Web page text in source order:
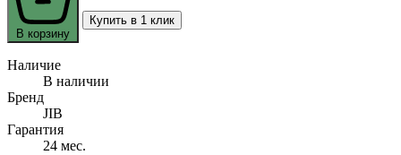
В корзину
Купить в 1 клик
Наличие
В наличии
Бренд
JIB
Гарантия
24 мес.